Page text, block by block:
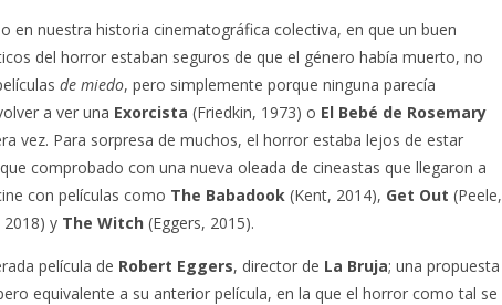
en nuestra historia cinematográfica colectiva, en que un buen
del horror estaban seguros de que el género había muerto, no
de miedo, pero simplemente porque ninguna parecía
a ver una Exorcista (Friedkin, 1973) o El Bebé de Rosemary
vez. Para sorpresa de muchos, el horror estaba lejos de estar
comprobado con una nueva oleada de cineastas que llegaron a
con películas como The Babadook (Kent, 2014), Get Out (Peele,
2018) y The Witch (Eggers, 2015).
película de Robert Eggers, director de La Bruja; una propuesta
equivalente a su anterior película, en la que el horror como tal se